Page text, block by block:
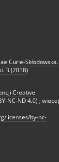
Curie-Skłodowska.
3 (2018)
Creative
NC-ND 4.0) ; więcej
licenses/by-nc-